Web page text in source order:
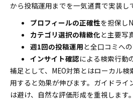
から投稿運用までを一気通貫で実装し
プロフィールの正確性を担保し
カテゴリ選択の精緻化と主要写
週1回の投稿運用と全口コミへ
インサイト確認による検索行動
補足として、MEO対策とはローカル検
用すると効果が伸びます。ガイドライ
は避け、自然な評価形成を重視します。